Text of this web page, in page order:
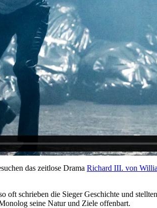
das zeitlose Drama Richard III. von
oft schrieben die Sieger Geschichte und
seine Natur und Ziele offenbart.